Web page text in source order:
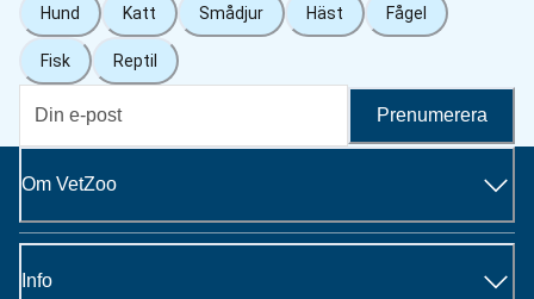
Hund Katt Smådjur Häst Fågel
Fisk Reptil
Prenumerera
Om VetZoo
Info